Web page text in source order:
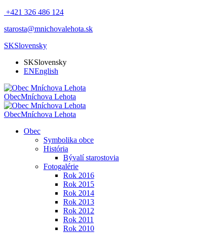
+421 326 486 124
starosta@mnichovalehota.sk
SKSlovensky
SKSlovensky
ENEnglish
ObecMníchova Lehota
ObecMníchova Lehota
Obec
Symbolika obce
História
Bývalí starostovia
Fotogalérie
Rok 2016
Rok 2015
Rok 2014
Rok 2013
Rok 2012
Rok 2011
Rok 2010